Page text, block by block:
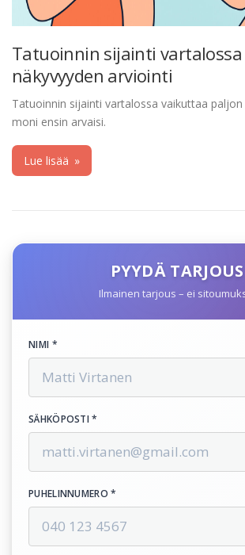
Tatuoinnin sijainti vartalossa
näkyvyyden arviointi
Tatuoinnin sijainti vartalossa vaikuttaa
moni ensin arvaisi.
Lue lisää »
PYYDÄ TARJOUS
Ilmainen tarjous – ei
NIMI *
SÄHKÖPOSTI *
PUHELINNUMERO *